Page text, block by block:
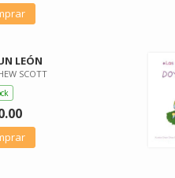
LEÓN
SCOTT